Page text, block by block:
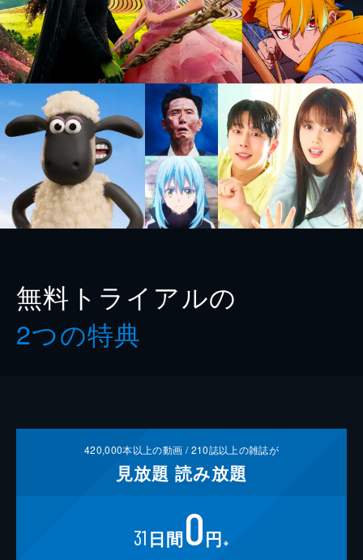
無料トライアルの
2つの特典
420,000本以上の動画 /210誌以上の雑誌が
見放題 読み放題
31 日間0円 ※